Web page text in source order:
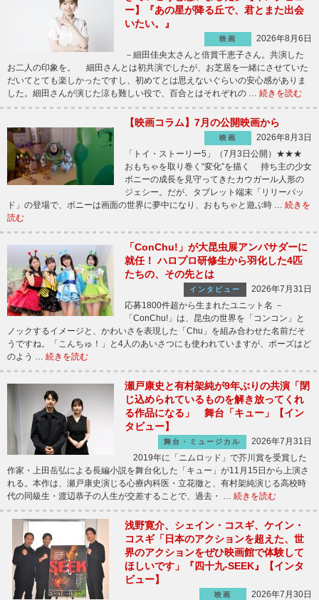
ー】『あの星が降る丘で、君とまた出会
いたい。』
映画
2026年8月6日
－細田佳央太さんと倍賞千恵子さん。共演した
お二人の印象を。 細田さんとは初共演でしたが、お芝居を一緒にさせていた
だいてとても楽しかったですし、初めてとは思えないぐらいの安心感がありま
した。細田さんが演じた涼も難しい役で、百合とはそれぞれの … 続きを読む
【映画コラム】7月の公開映画から
映画
2026年8月3日
「トイ・ストーリー5」（7月3日公開）★★★
おもちゃを取り巻く“変化”を描く 持ち主の少女
ボニーの成長を見守ってきたカウガール人形の
ジェシー。だが、タブレット端末「リリーパッ
ド」の登場で、ボニーは画面の世界に夢中になり、おもちゃと遊ぶ時 … 続きを
読む
「ConChu!」が大昆虫展アンバサダーに
就任！ ハロプロ研修生から羽化した4匹
たちの、その先とは
インタビュー
2026年7月31日
応募1800件超から生まれたユニット名 －
「ConChu!」は、昆虫の世界を「コンコン」と
ノックするイメージと、かわいさを表現した「Chu」を組み合わせた名前だそ
うですね。「こんちゅ！」と4人のあいさつにも使われていますが、ポーズはど
のよう … 続きを読む
瀬戸康史と有村架純が9年ぶりの共演「閉
じ込められているものを解き放ってくれ
る作品になる」 舞台「キュー」【イン
タビュー】
舞台・ミュージカル
2026年7月31日
2019年に「ニムロッド」で芥川賞を受賞した
作家・上田岳弘による長編小説を舞台化した「キュー」が11月15日から上演さ
れる。本作は、瀬戸康史演じる心療内科医・立花徹と、有村架純演じる高校時
代の同級生・渡辺恭子の人生が交差することで、過去・ … 続きを読む
浅野寛介、シェイン・コスギ、ケイン・
コスギ「日本のアクションを超えた、世
界のアクションをぜひ映画館で体験して
ほしいです」『四十九-SEEK』【インタ
ビュー】
映画
2026年7月30日